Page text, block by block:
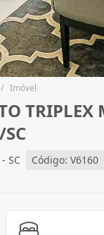
/ Imóvel
TRIPLEX
SC Código: V6160